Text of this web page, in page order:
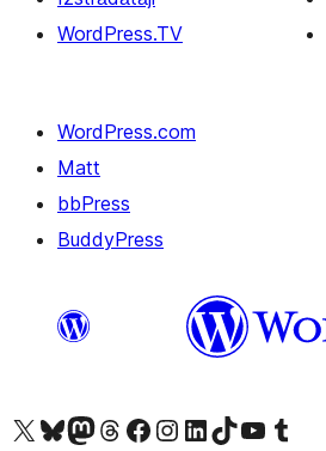
WordPress.TV
WordPress.com
Matt
bbPress
BuddyPress
Apmeklējiet mūsu X (agrāk Twitter) kontu
Apmeklējiet mūsu Bluesky kontu
Apmeklējiet mūsu Mastodon kontu
Apmeklējiet mūsu Threads kontu
Apmeklējiet mūsu Facebook lapuApmeklējiet mūsu Instagram kontu
Apmeklējiet mūsu LinkedIn kontu
Apmeklējiet mūsu TikTok kontu
Apmeklējiet mūsu YouTube kanālu
Apmeklējiet mūsu Tumblr kontu